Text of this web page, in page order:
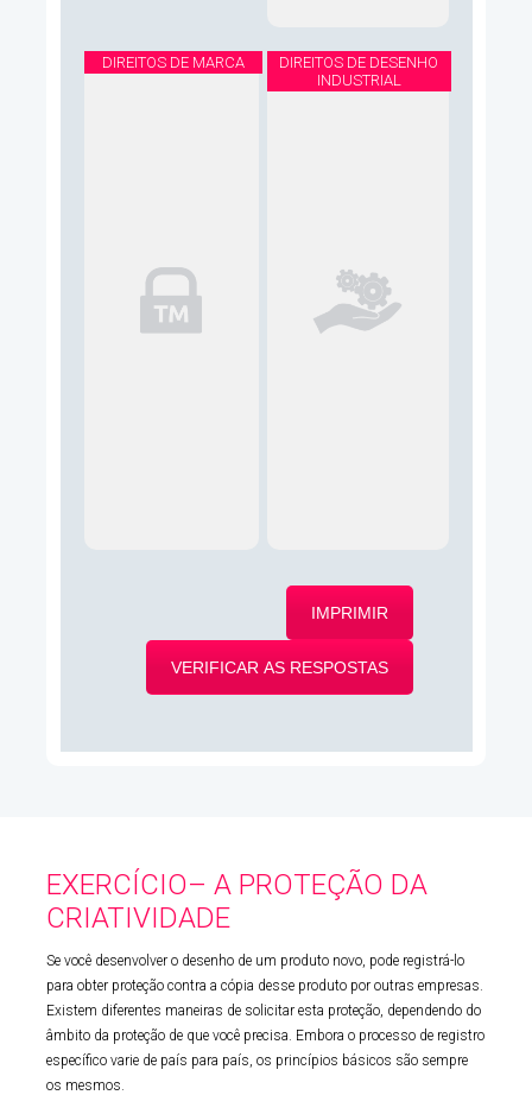
EXERCÍCIO– A PROTEÇÃO DA
CRIATIVIDADE
Se você desenvolver o desenho de um produto novo, pode registrá-lo
para obter proteção contra a cópia desse produto por outras empresas.
Existem diferentes maneiras de solicitar esta proteção, dependendo do
âmbito da proteção de que você precisa. Embora o processo de registro
específico varie de país para país, os princípios básicos são sempre
os mesmos.